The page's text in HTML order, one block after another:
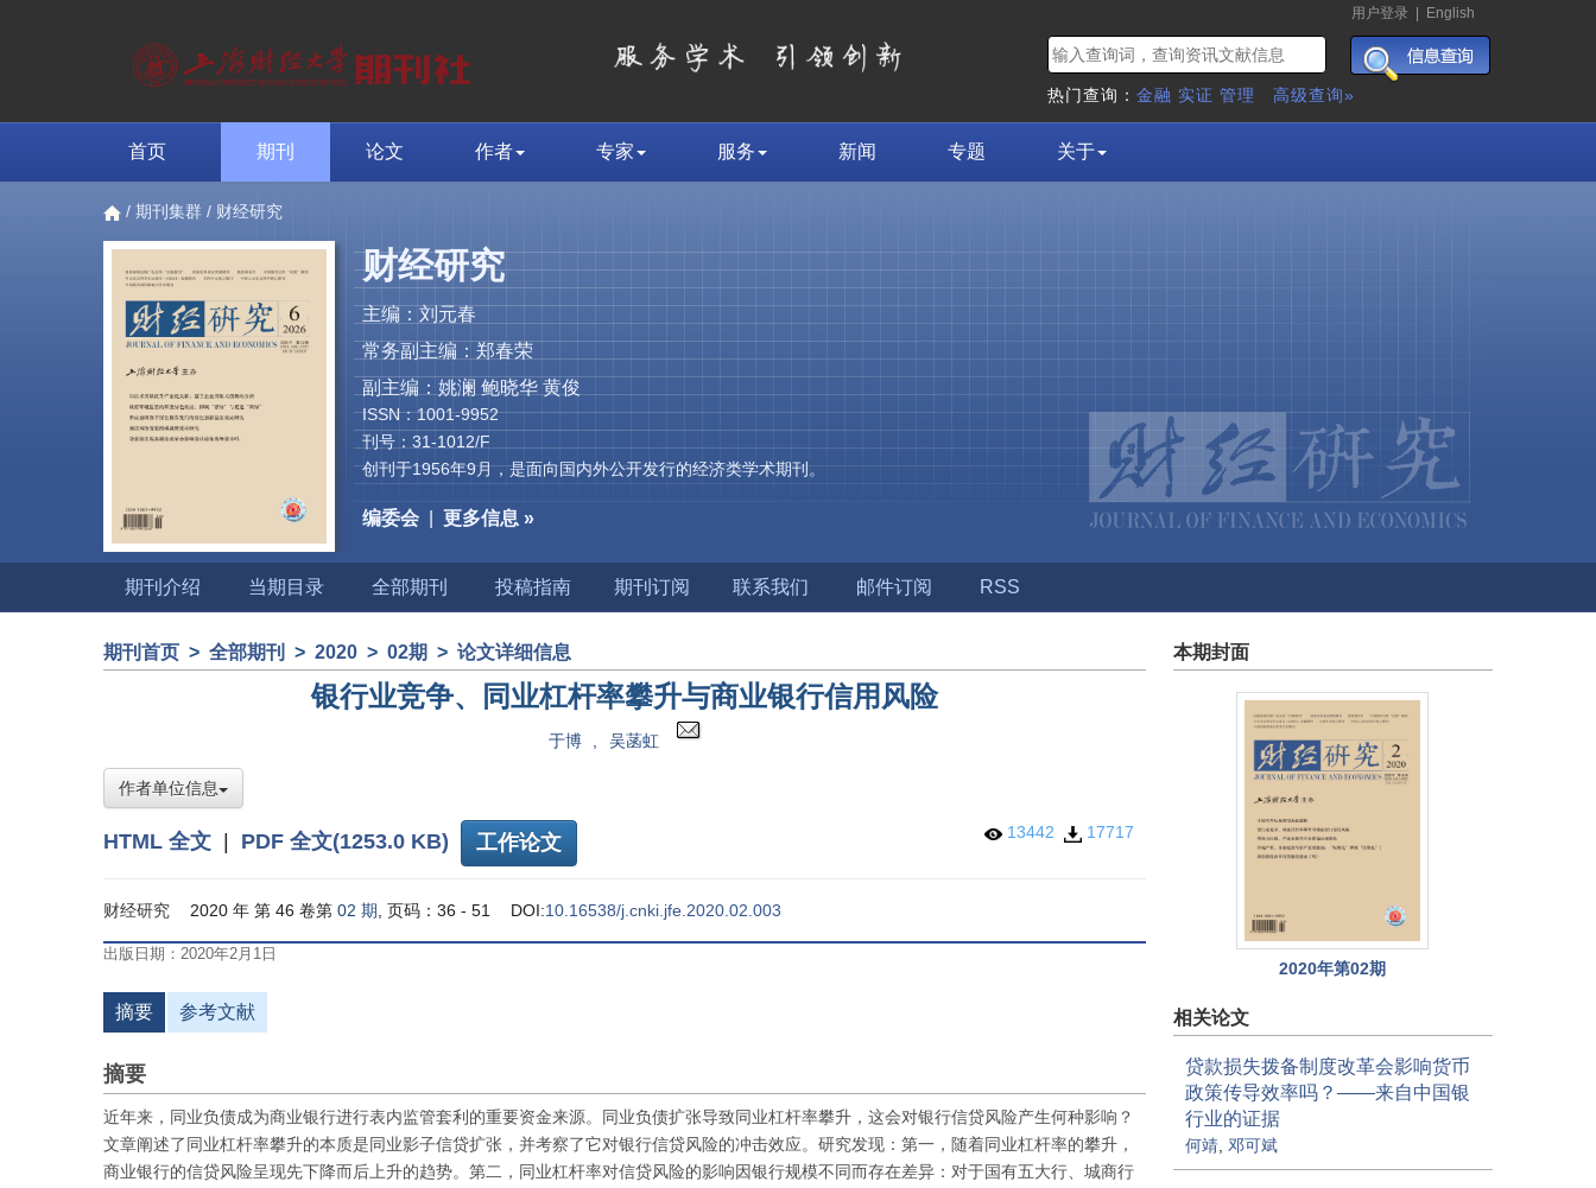
用户登录 English
热门查询： 金融 实证 管理 高级查询»
首页 期刊 论文 作者 专家 服务 新闻 专题 关于
/ 期刊集群 / 财经研究
财经研究
主编：刘元春
常务副主编：郑春荣
副主编：姚澜 鲍晓华 黄俊
ISSN：1001-9952
刊号：31-1012/F
创刊于1956年9月，是面向国内外公开发行的经济类学术期刊。
编委会 更多信息 »
期刊介绍 当期目录 全部期刊 投稿指南 期刊订阅 联系我们 邮件订阅 RSS
期刊首页 > 全部期刊 > 2020 > 02期 > 论文详细信息
银行业竞争、同业杠杆率攀升与商业银行信用风险
于博 吴菡虹
作者单位信息
HTML 全文 PDF 全文(1253.0 KB) 工作论文 13442 17717
财经研究 2020 年 第 46 卷第 02 期, 页码：36 - 51 DOI:10.16538/j.cnki.jfe.2020.02.003
出版日期：2020年2月1日
摘要 参考文献
摘要
近年来，同业负债成为商业银行进行表内监管套利的重要资金来源。同业负债扩张导致同业杠杆率攀升，这会对银行信贷风险产生何种影响？
文章阐述了同业杠杆率攀升的本质是同业影子信贷扩张，并考察了它对银行信贷风险的冲击效应。研究发现：第一，随着同业杠杆率的攀升，
商业银行的信贷风险呈现先下降而后上升的趋势。第二，同业杠杆率对信贷风险的影响因银行规模不同而存在差异：对于国有五大行、城商行
本期封面
2020年第02期
相关论文
贷款损失拨备制度改革会影响货币
政策传导效率吗？——来自中国银
行业的证据
何靖, 邓可斌